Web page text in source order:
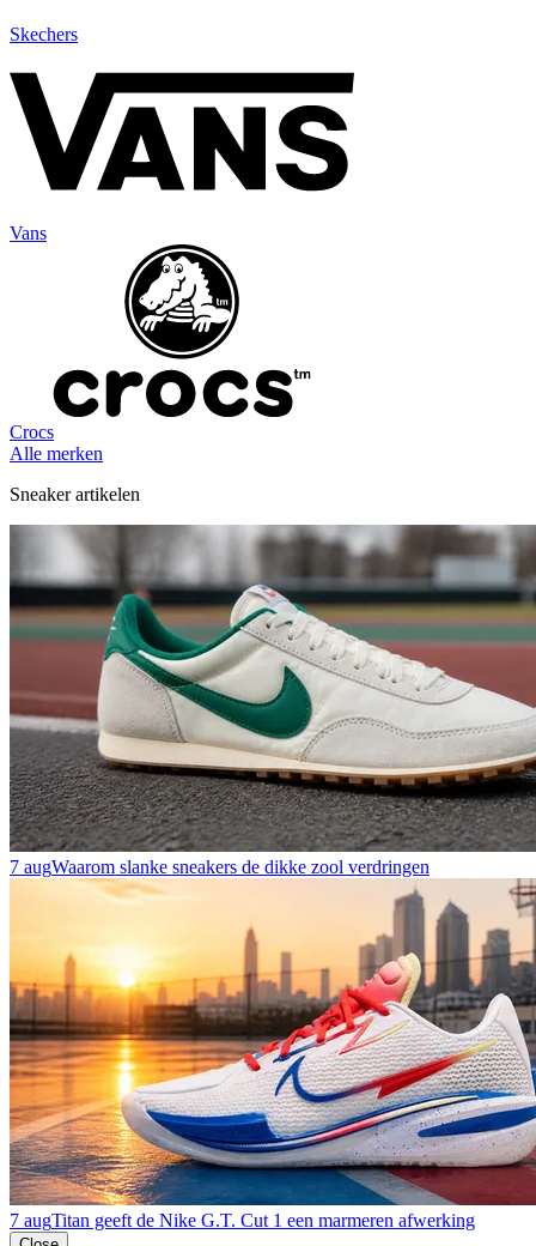
Skechers
Vans
Crocs
Alle merken
Sneaker artikelen
7 augWaarom slanke sneakers de dikke zool verdringen
7 augTitan geeft de Nike G.T. Cut 1 een marmeren afwerking